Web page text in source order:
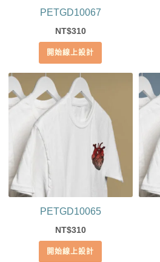
PETGD10067
NT$310
開始線上設計
PETGD10065
NT$310
開始線上設計